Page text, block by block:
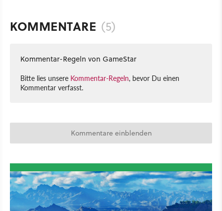
KOMMENTARE (5)
Kommentar-Regeln von GameStar
Bitte lies unsere Kommentar-Regeln, bevor Du einen
Kommentar verfasst.
Kommentare einblenden